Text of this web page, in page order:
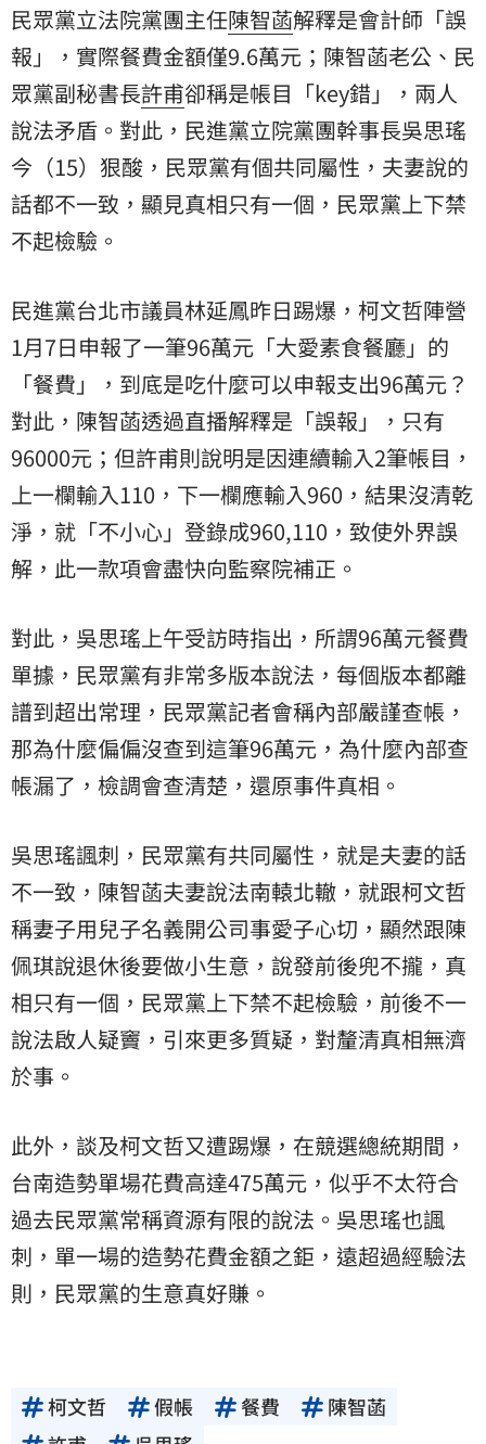
民眾黨立法院黨團主任陳智菡解釋是會計師「誤
報」，實際餐費金額僅9.6萬元；陳智菡老公、民
眾黨副秘書長許甫卻稱是帳目「key錯」，兩人
說法矛盾。對此，民進黨立院黨團幹事長吳思瑤
今（15）狠酸，民眾黨有個共同屬性，夫妻說的
話都不一致，顯見真相只有一個，民眾黨上下禁
不起檢驗。
民進黨台北市議員林延鳳昨日踢爆，柯文哲陣營
1月7日申報了一筆96萬元「大愛素食餐廳」的
「餐費」，到底是吃什麼可以申報支出96萬元？
對此，陳智菡透過直播解釋是「誤報」，只有
96000元；但許甫則說明是因連續輸入2筆帳目，
上一欄輸入110，下一欄應輸入960，結果沒清乾
淨，就「不小心」登錄成960,110，致使外界誤
解，此一款項會盡快向監察院補正。
對此，吳思瑤上午受訪時指出，所謂96萬元餐費
單據，民眾黨有非常多版本說法，每個版本都離
譜到超出常理，民眾黨記者會稱內部嚴謹查帳，
那為什麼偏偏沒查到這筆96萬元，為什麼內部查
帳漏了，檢調會查清楚，還原事件真相。
吳思瑤諷刺，民眾黨有共同屬性，就是夫妻的話
不一致，陳智菡夫妻說法南轅北轍，就跟柯文哲
稱妻子用兒子名義開公司事愛子心切，顯然跟陳
佩琪說退休後要做小生意，說發前後兜不攏，真
相只有一個，民眾黨上下禁不起檢驗，前後不一
說法啟人疑竇，引來更多質疑，對釐清真相無濟
於事。
此外，談及柯文哲又遭踢爆，在競選總統期間，
台南造勢單場花費高達475萬元，似乎不太符合
過去民眾黨常稱資源有限的說法。吳思瑤也諷
刺，單一場的造勢花費金額之鉅，遠超過經驗法
則，民眾黨的生意真好賺。
柯文哲 假帳 餐費
陳智菡